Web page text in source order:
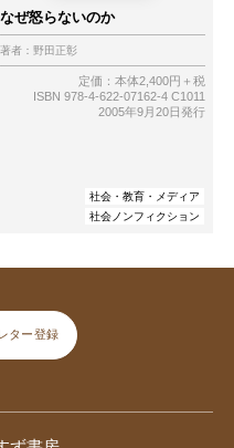
なぜ怒らないのか
著者： 野田正彰
定価：本体2,400円＋税
ISBN 978-4-622-07162-4 C1011
2005年9月20日発行
社会・教育・メディア
社会ノンフィクション
ター登録